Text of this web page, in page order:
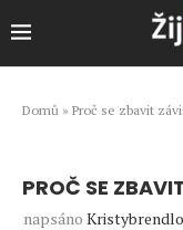
Domů » Proč se zbavit
PROČ SE
napsáno